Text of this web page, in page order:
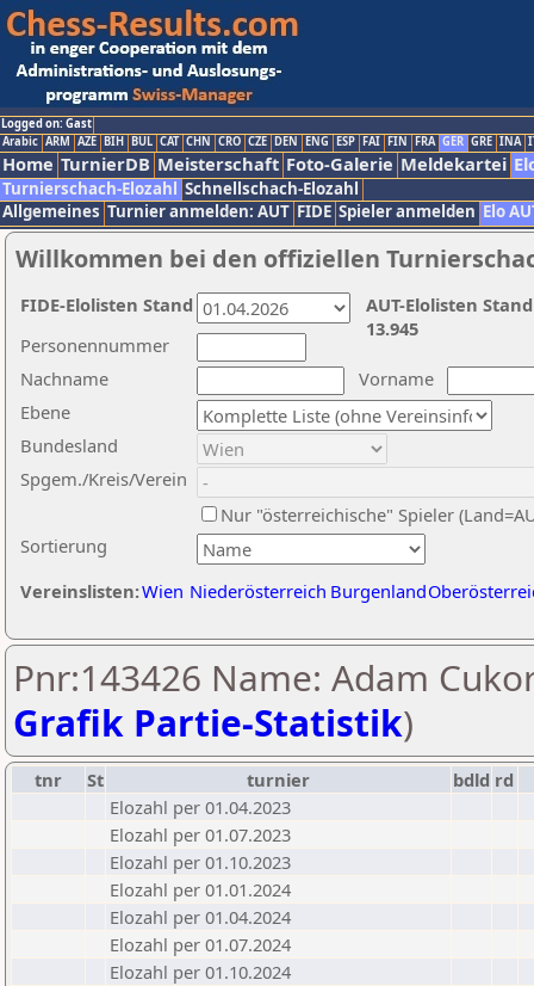
Logged on: Gast
Arabic ARM AZE BIH BUL CAT CHN CRO CZE DEN ENG ESP FAI FIN FRA GER GRE INA
Home TurnierDB Meisterschaft Foto-Galerie Meldekartei
Turnierschach-Elozahl Schnellschach-Elozahl
Allgemeines Turnier anmelden: AUT FIDE Spieler anmelden Elo
Willkommen bei den offiziellen
Nachname
Vorname
Ebene
Sortierung
Personennummer
Bundesland
Spgem./Kreis/Verein
Nur "österreichische" Spieler
Vereinslisten:Wien Niederösterreich Burgenland
AUT-Elolisten
13.945
FIDE-Elolisten Stand
Pnr:143426 Name: Adam
Grafik Partie-Statistik)
tnr St turnier bdld rd
Elozahl per 01.04.2023
Elozahl per 01.07.2023
Elozahl per 01.10.2023
Elozahl per 01.01.2024
Elozahl per 01.04.2024
Elozahl per 01.07.2024
Elozahl per 01.10.2024